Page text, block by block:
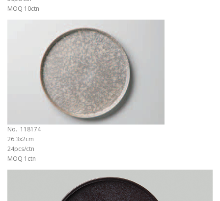
MOQ 10ctn
No. 118174
26.3x2cm
24pcs/ctn
MOQ 1ctn